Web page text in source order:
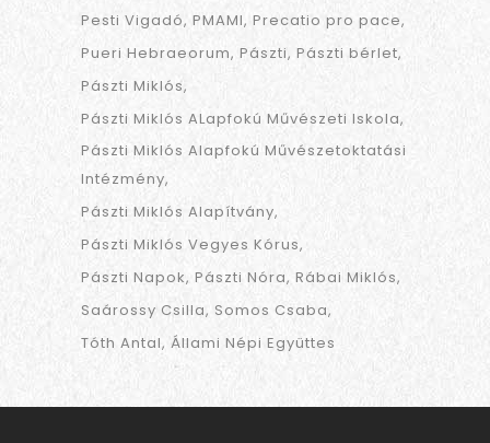
Pesti Vigadó PMAMI Precatio pro pace
Pueri Hebraeorum Pászti Pászti bérlet
Pászti Miklós
Pászti Miklós ALapfokú Művészeti Iskola
Pászti Miklós Alapfokú Művészetoktatási
Intézmény
Pászti Miklós Alapítvány
Pászti Miklós Vegyes Kórus
Pászti Napok Pászti Nóra Rábai Miklós
Saárossy Csilla Somos Csaba
Tóth Antal Állami Népi Együttes